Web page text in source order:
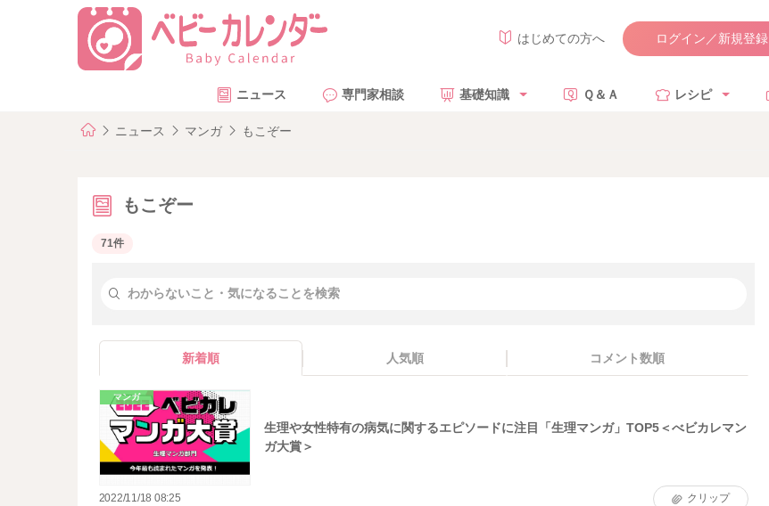
はじめての方へ ログイン／新規登録
ニュース 専門家相談 基礎知識 Ｑ＆Ａ レシピ
ニュース マンガ もこぞー
もこぞー
71件
新着順 人気順 コメント数順
マンガ
生理や女性特有の病気に関するエピソードに注目「生理マンガ」TOP5＜べビカレマン
ガ大賞＞
2022/11/18 08:25 クリップ